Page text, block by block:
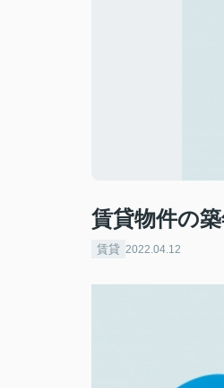
賃貸物件の
賃貸 2022.04.12